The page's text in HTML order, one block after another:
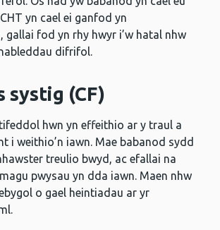
yn cael ei ganfod yn
gallai fod yn rhy hwyr i’w hatal nhw
difrifol.
systig (CF)
hwn yn effeithio ar y traul a
i weithio’n iawn. Mae babanod sydd
treulio bwyd, ac efallai na
pwysau yn dda iawn. Maen nhw
o gael heintiadau ar yr